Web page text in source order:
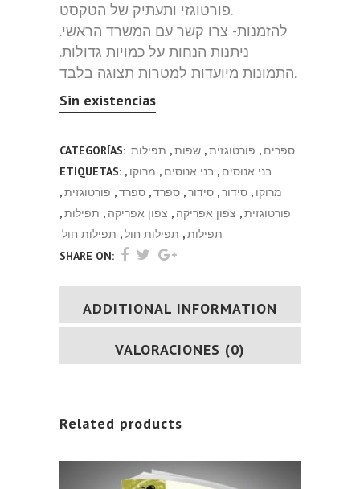
פורטוגזי ותעתיק של הטקסט.
להזמנות- צרו קשר עם המשרד הראשי.
ניתנות הנחות על כמויות גדולות.
התמונות מיועדות למטרות תצוגה בלבד.
Sin existencias
CATEGORÍAS: ספרים , פורטוגזית, שפות, תפילות
ETIQUETAS:
בני אנוסים , בני אנוסים , מרוקו ,
מרוקו , סידור, סידור, ספרד, ספרד, פורטוגזית,
פורטוגזית, צפון אפריקה , צפון אפריקה , תפילות,
תפילות, תפילות חול, תפילות חול
SHARE ON:
ADDITIONAL INFORMATION
VALORACIONES (0)
Related products